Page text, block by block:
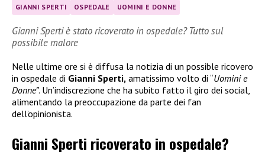
GIANNI SPERTI OSPEDALE UOMINI E DONNE
Gianni Sperti è stato ricoverato in ospedale? Tutto sul
possibile malore
Nelle ultime ore si è diffusa la notizia di un possible ricovero
in ospedale di Gianni Sperti, amatissimo volto di “Uomini e
Donne”. Un’indiscrezione che ha subito fatto il giro dei social,
alimentando la preoccupazione da parte dei fan
dell’opinionista.
Gianni Sperti ricoverato in ospedale?